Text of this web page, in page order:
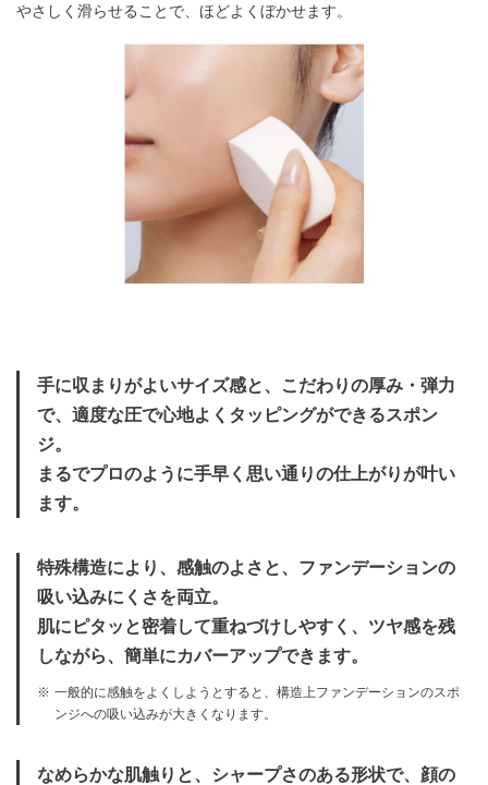
やさしく滑らせることで、ほどよくぼかせます。
手に収まりがよいサイズ感と、こだわりの厚み・弾力
で、適度な圧で心地よくタッピングができるスポン
ジ。
まるでプロのように手早く思い通りの仕上がりが叶い
ます。
特殊構造により、感触のよさと、ファンデーションの
吸い込みにくさを両立。
肌にピタッと密着して重ねづけしやすく、ツヤ感を残
しながら、簡単にカバーアップできます。
一般的に感触をよくしようとすると、構造上ファンデーションのスポ
ンジへの吸い込みが大きくなります。
なめらかな肌触りと、シャープさのある形状で、顔の